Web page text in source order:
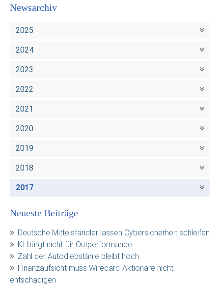
Newsarchiv
2025
2024
2023
2022
2021
2020
2019
2018
2017
Neueste Beiträge
Deutsche Mittelständler lassen Cybersicherheit schleifen
KI bürgt nicht für Outperformance
Zahl der Autodiebstähle bleibt hoch
Finanzaufsicht muss Wirecard-Aktionäre nicht
entschädigen